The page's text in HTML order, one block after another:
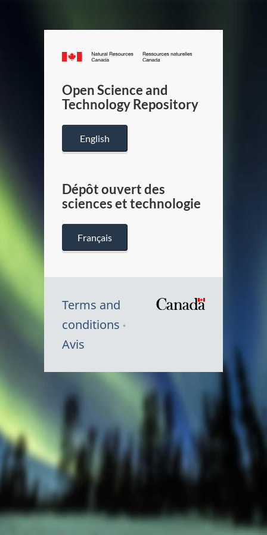
Canada.ca
/
Canada
Open Science and
Technology Repository
English
Dépôt ouvert des
sciences et technologie
Français
Terms and
conditions
Avis
Canada